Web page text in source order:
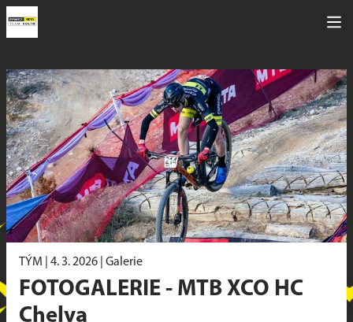
TÝM | 4. 3. 2026 Galerie
FOTOGALERIE - MTB XCO HC
Chelva